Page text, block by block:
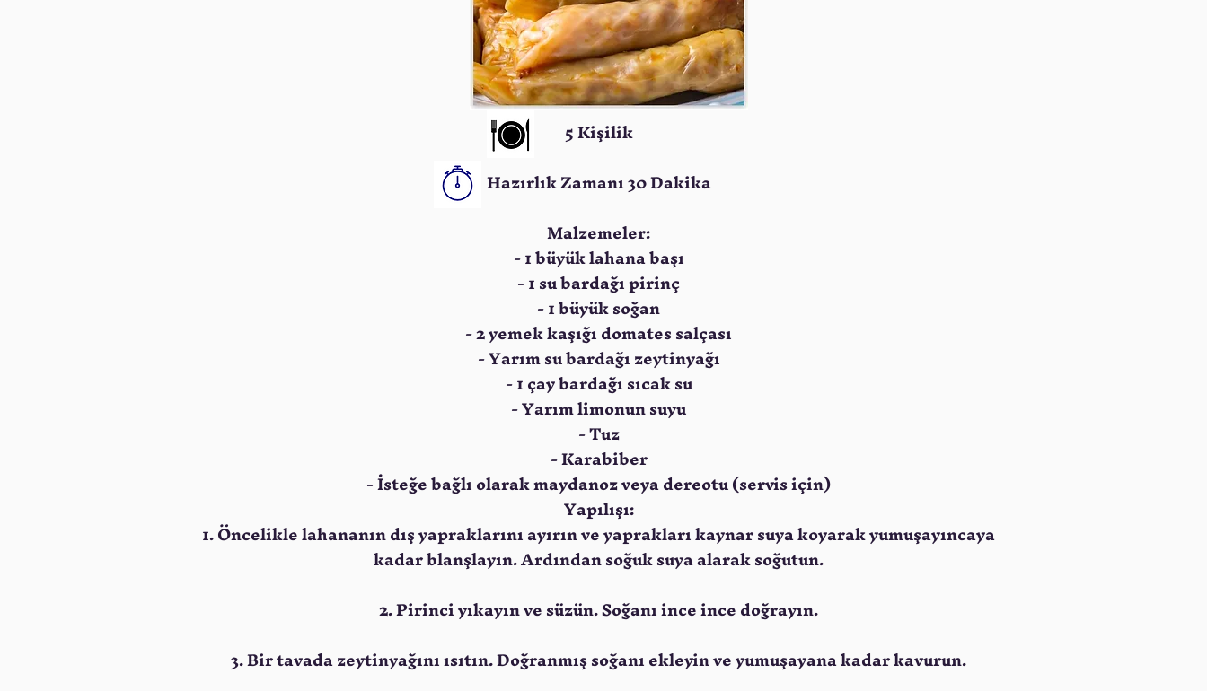
5 Kişilik
Hazırlık Zamanı 30 Dakika
Malzemeler:
- 1 büyük lahana başı
- 1 su bardağı pirinç
- 1 büyük soğan
- 2 yemek kaşığı domates salçası
- Yarım su bardağı zeytinyağı
- 1 çay bardağı sıcak su
- Yarım limonun suyu
- Tuz
- Karabiber
- İsteğe bağlı olarak maydanoz veya dereotu (servis için)
Yapılışı:
1. Öncelikle lahananın dış yapraklarını ayırın ve yaprakları kaynar suya koyarak yumuşayıncaya
kadar blanşlayın. Ardından soğuk suya alarak soğutun.
2. Pirinci yıkayın ve süzün. Soğanı ince ince doğrayın.
3. Bir tavada zeytinyağını ısıtın. Doğranmış soğanı ekleyin ve yumuşayana kadar kavurun.